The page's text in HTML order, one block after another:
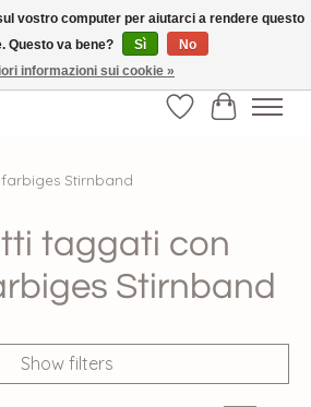
√ Made with Love and Happiness √Exklusiv und
quality & long-lasting fashion
Lista deiCarrello
Stirnband
taggati con
Stirnband
Show filters
vostro computer per aiutarci a rendere questo
Questo va bene?
Sì
No
informazioni sui cookie »